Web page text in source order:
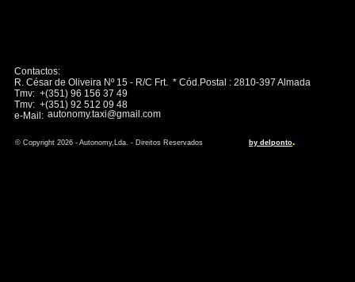
Contactos:
R. César de Oliveira Nº 15 - R/C Frt. * Cód.Postal : 2810-397 Almada
Tmv: +(351) 96 156 37 49
Tmv: +(351) 92 512 09 48
e-Mail:
© Copyright 2026 - Autonomy,Lda. - Direitos Reservados by delponto.
autonomy.taxi@gmail.com